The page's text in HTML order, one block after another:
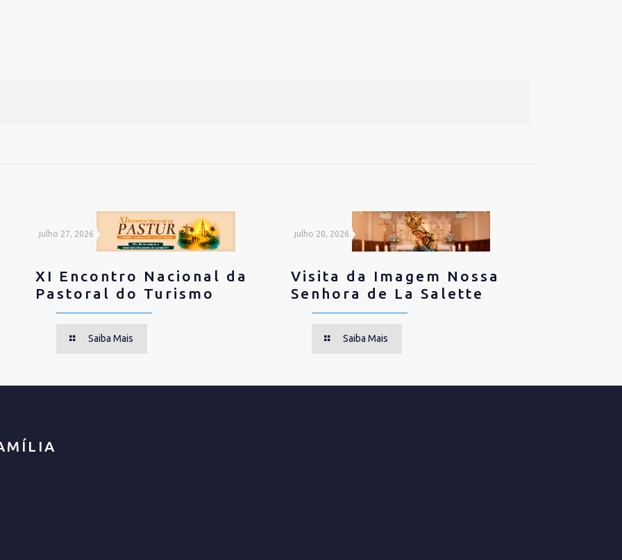
julho 27, 2026
XI Encontro Nacional da
Pastoral do Turismo
Saiba Mais
julho 20, 2026
Visita da Imagem Nossa
Senhora de La Salette
Saiba Mais